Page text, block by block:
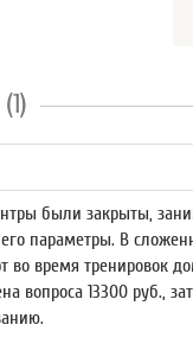
были закрыты,
параметры. В
время тренировок
вопроса 13300 руб.,